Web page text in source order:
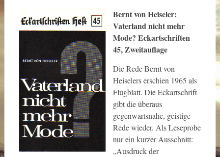
Bernt von Heiseler:
Vaterland nicht mehr
Mode? Eckartschriften
45, Zweitauflage
Die Rede Bernt von
Heiselers erschien 1965 als
Flugblatt. Die Eckartschrift
gibt die überaus
gegenwartsnahe, geistige
Rede wieder. Als Leseprobe
nur ein kurzer Ausschnitt:
„Ausdruck der